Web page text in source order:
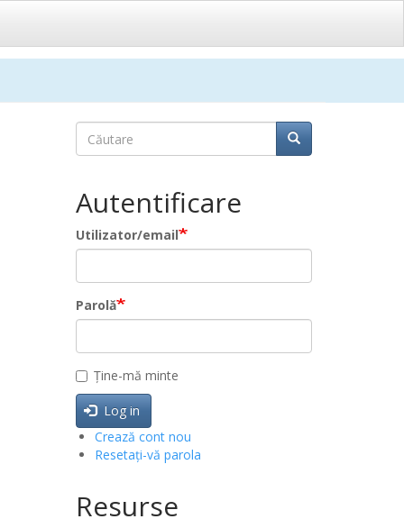
Căutare
Căutare Căutare
Autentificare
Utilizator/email
Parolă
Ține-mă minte
Log in
Crează cont nou
Resetați-vă parola
Resurse